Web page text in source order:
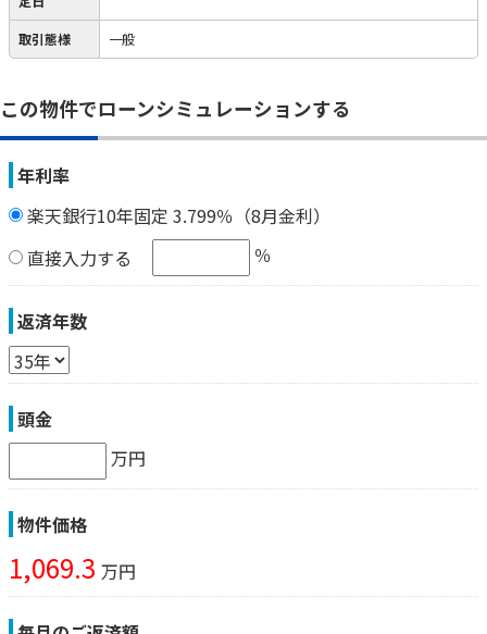
取引態様 一般
この物件でローンシミュレーションする
年利率
楽天銀行10年固定 3.799％（8月金利）
直接入力する
％
返済年数
頭金
万円
物件価格
1,069.3 万円